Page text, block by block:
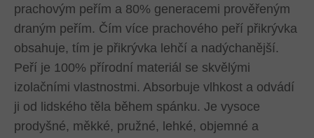
prachovým peřím a 80% generacemi prověřeným
draným peřím. Čím více prachového peří přikrývka
obsahuje, tím je přikrývka lehčí a nadýchanější.
Peří je 100% přírodní materiál se skvělými
izolačními vlastnostmi. Absorbuje vlhkost a odvádí
ji od lidského těla během spánku. Je vysoce
prodyšné, měkké, pružné, lehké, objemné a